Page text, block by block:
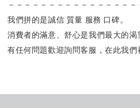
－－－－－－－－－－－－－－－－
我們拼的是誠信 質量 服務 口碑。
消費者的滿意、舒心是我們最大的渴
有任何問題歡迎詢問客服，在此我們